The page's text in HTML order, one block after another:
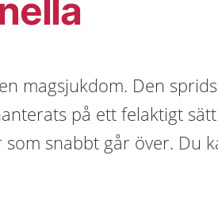
magsjukdom. Den
på ett felaktigt
som snabbt går över. Du